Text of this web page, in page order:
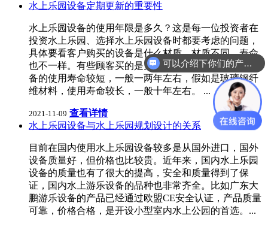
水上乐园设备定期更新的重要性
水上乐园设备的使用年限是多久？这是每一位投资者在
投资水上乐园、选择水上乐园设备时都要考虑的问题，
具体要看客户购买的设备是什么材质，材质不同，寿命
也不一样。有些顾客买的是充气水上游乐设备，这台设
备的使用寿命较短，一般一两年左右，假如是玻璃钢纤
维材料，使用寿命较长，一般十年左右。 ...
2021-11-09 查看详情
水上乐园设备与水上乐园规划设计的关系
目前在国内使用水上乐园设备较多是从国外进口，国外
设备质量好，但价格也比较贵。近年来，国内水上乐园
设备的质量也有了很大的提高，安全和质量得到了保
证，国内水上游乐设备的品种也非常齐全。比如广东大
鹏游乐设备的产品已经通过欧盟CE安全认证，产品质量
可靠，价格合格，是开设小型室内水上公园的首选。...
可以介绍下你们的产品么？